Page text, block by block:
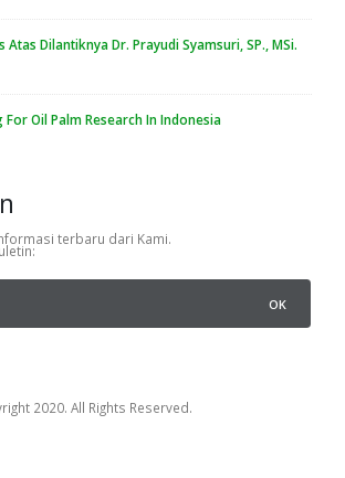
Atas Dilantiknya Dr. Prayudi Syamsuri, SP., MSi.
Oil Palm Research In Indonesia
terbaru dari Kami.
2020. All Rights Reserved.